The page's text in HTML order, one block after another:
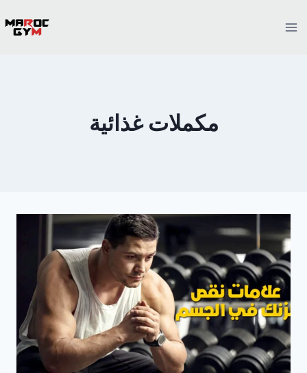
مكملات غذائية